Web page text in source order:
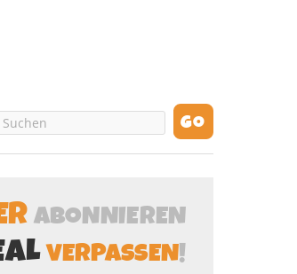
ABONNIEREN
VERPASSEN!